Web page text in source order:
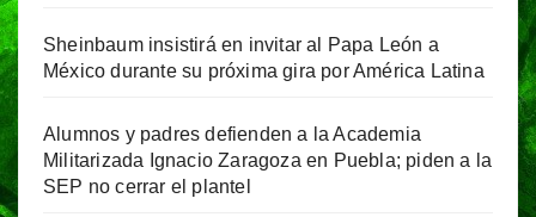
Sheinbaum insistirá en invitar al Papa León a
México durante su próxima gira por América Latina
Alumnos y padres defienden a la Academia
Militarizada Ignacio Zaragoza en Puebla; piden a la
SEP no cerrar el plantel